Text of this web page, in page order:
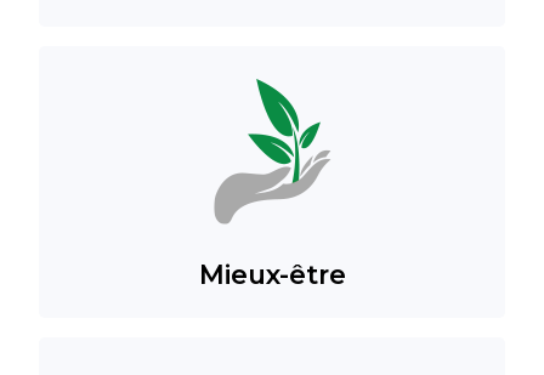
Mieux-être